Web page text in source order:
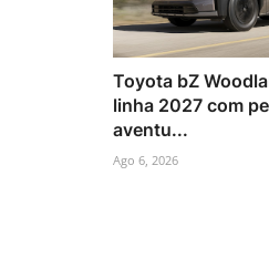
Toyota bZ
linha 2027 com
aventu...
Ago 6, 2026